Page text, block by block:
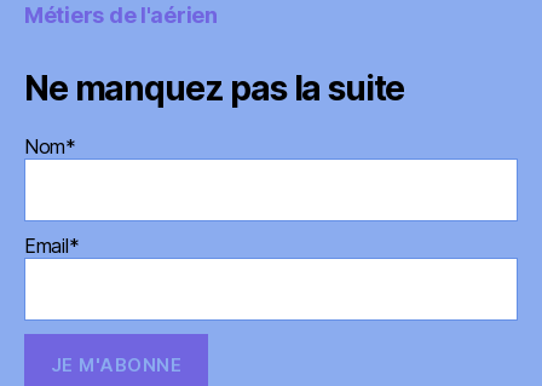
Métiers de l'aérien
Ne manquez pas la suite
Nom*
Email*